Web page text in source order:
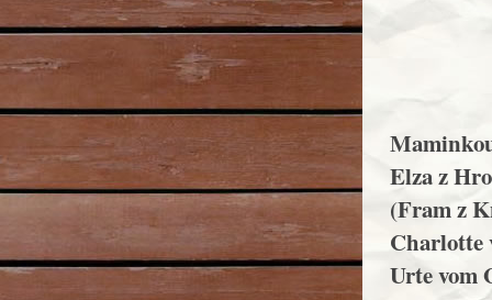
Elza z
(Fram z
Charlotte
Urte vom